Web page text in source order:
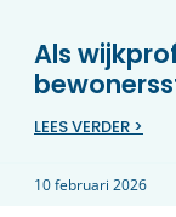
Als
LEES VERDER >
10 februari 2026